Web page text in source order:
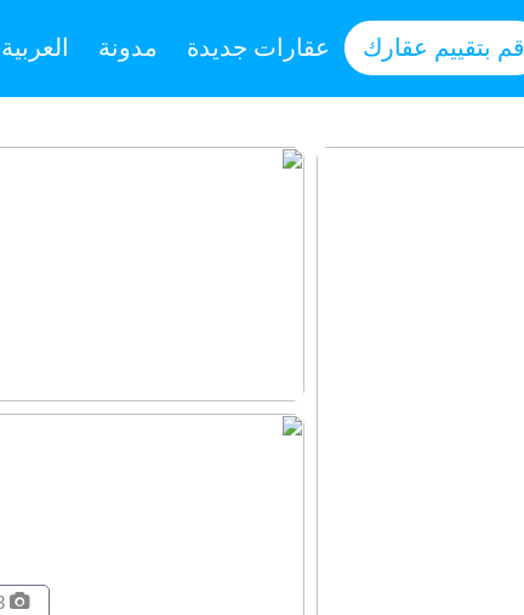
قم بتقييم عقارك عقارات جديدة مدونة العربية